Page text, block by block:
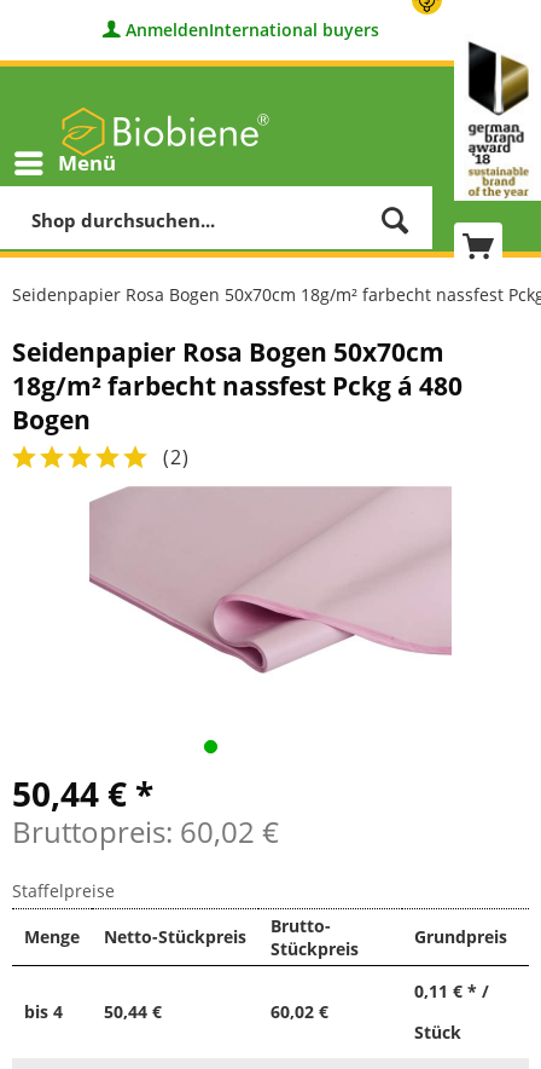
AnmeldenInternational buyers
Menü
Seidenpapier Rosa Bogen 50x70cm 18g/m² farbecht nassfest
Seidenpapier Rosa Bogen 50x70cm
18g/m² farbecht nassfest Pckg á 480
Bogen
(2)
50,44 € *
Bruttopreis: 60,02 €
Staffelpreise
Menge
Netto-Stückpreis
Brutto-
Stückpreis
Grundpreis
bis 4 50,44 € 60,02 €
0,11 € * /
Stück